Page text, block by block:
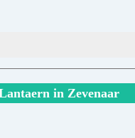
in Zevenaar